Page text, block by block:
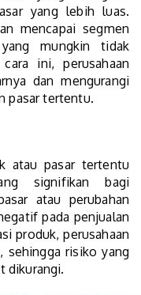
yang lebih luas.
mencapai segmen
mungkin tidak
ini, perusahaan
dan mengurangi
pasar tertentu.
atau pasar tertentu
signifikan bagi
atau perubahan
pada penjualan
produk, perusahaan
risiko yang
dikurangi.